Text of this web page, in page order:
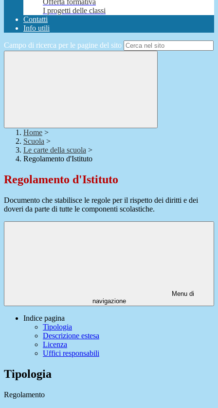
Offerta formativa
I progetti delle classi
Contatti
Info utili
Campo di ricerca per le pagine del sito
Home >
Scuola >
Le carte della scuola >
Regolamento d'Istituto
Regolamento d'Istituto
Documento che stabilisce le regole per il rispetto dei diritti e dei
doveri da parte di tutte le componenti scolastiche.
Menu di
navigazione
Indice pagina
Tipologia
Descrizione estesa
Licenza
Uffici responsabili
Tipologia
Regolamento